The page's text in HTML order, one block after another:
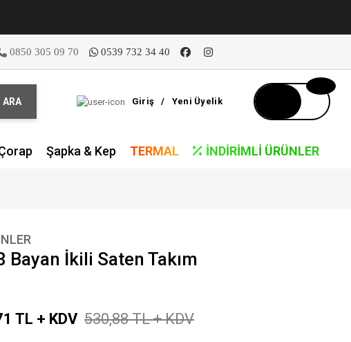
0850 305 09 70 0539 732 34 40
ARA Giriş / Yeni Üyelik
Şapka & Kep TERMAL İNDIRIMLI ÜRÜNLER
İkili Saten Takım
TL + KDV 530,88 TL + KDV